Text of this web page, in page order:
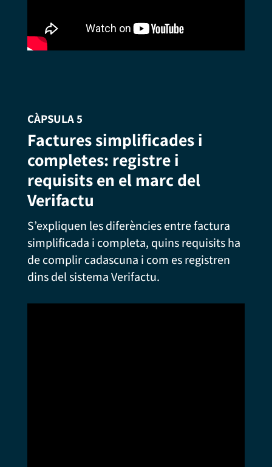
CÀPSULA 5
Factures simplificades i
completes: registre i
requisits en el marc del
Verifactu
S’expliquen les diferències entre factura
simplificada i completa, quins requisits ha
de complir cadascuna i com es registren
dins del sistema Verifactu.